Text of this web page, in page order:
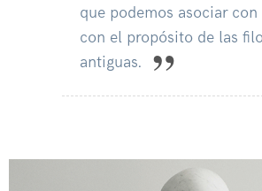
que podemos asociar
con el propósito de las
antiguas.